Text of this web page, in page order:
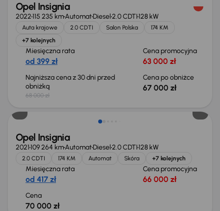
Opel Insignia
2022115 235 kmAutomatDiesel2.0 CDTI128 kW
Auta krajowe 2.0 CDTI Salon Polska
174 KM
+7 kolejnych
Miesięczna rata
od 399 zł
Cena promocyjna
63 000 zł
Najniższa cena z 30 dni przed
obniżką
68 000 zł
Cena po obniżce
67 000 zł
Opel Insignia
2021109 264 kmAutomatDiesel2.0 CDTI128 kW
2.0 CDTI 174 KM Automat Skóra +7 kolejnych
Miesięczna rata
od 417 zł
Cena promocyjna
66 000 zł
Cena
70 000 zł